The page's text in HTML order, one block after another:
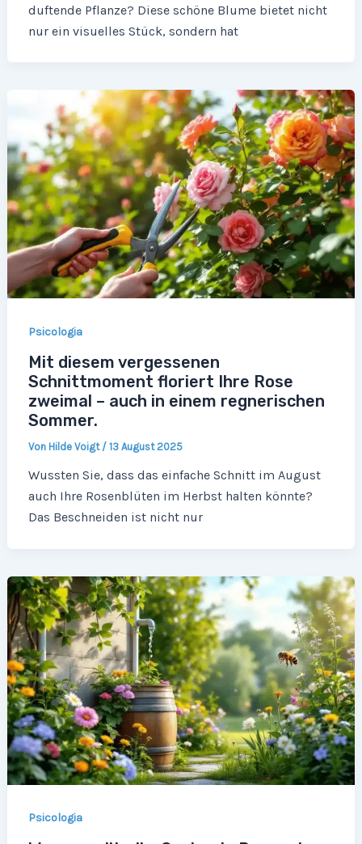
duftende Pflanze? Diese schöne Blume bietet nicht
nur ein visuelles Stück, sondern hat
Psicologia
Mit diesem vergessenen
Schnittmoment floriert Ihre Rose
zweimal – auch in einem regnerischen
Sommer.
Von Hilde Voigt / 13 August 2025
Wussten Sie, dass das einfache Schnitt im August
auch Ihre Rosenblüten im Herbst halten könnte?
Das Beschneiden ist nicht nur
Psicologia